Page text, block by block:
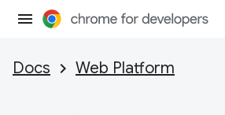
Docs Web Platform